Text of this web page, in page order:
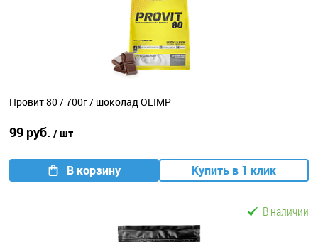
Провит 80 / 700г / шоколад OLIMP
99 руб. / шт
В корзину Купить в 1 клик
В наличии